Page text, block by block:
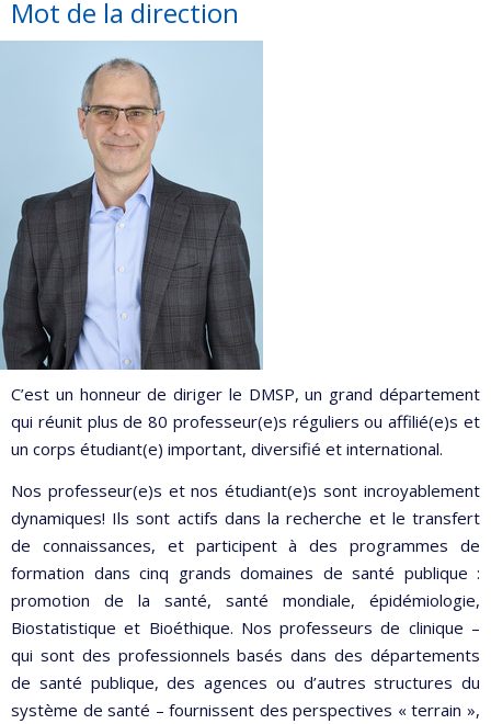
Mot de la direction
C’est un honneur de diriger le DMSP, un grand département
qui réunit plus de 80 professeur(e)s réguliers ou affilié(e)s et
un corps étudiant(e) important, diversifié et international.
Nos professeur(e)s et nos étudiant(e)s sont incroyablement
dynamiques! Ils sont actifs dans la recherche et le transfert
de connaissances, et participent à des programmes de
formation dans cinq grands domaines de santé publique :
promotion de la santé, santé mondiale, épidémiologie,
Biostatistique et Bioéthique. Nos professeurs de clinique –
qui sont des professionnels basés dans des départements
de santé publique, des agences ou d’autres structures du
système de santé – fournissent des perspectives « terrain »,